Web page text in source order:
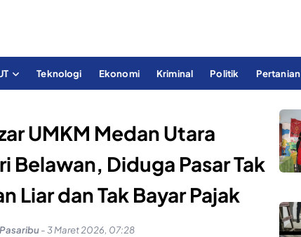
Teknologi Ekonomi Kriminal Politik Pertanian
UMKM Medan Utara
Belawan, Diduga Pasar Tak
Liar dan Tak Bayar Pajak
-3 Maret 2026, 07:28